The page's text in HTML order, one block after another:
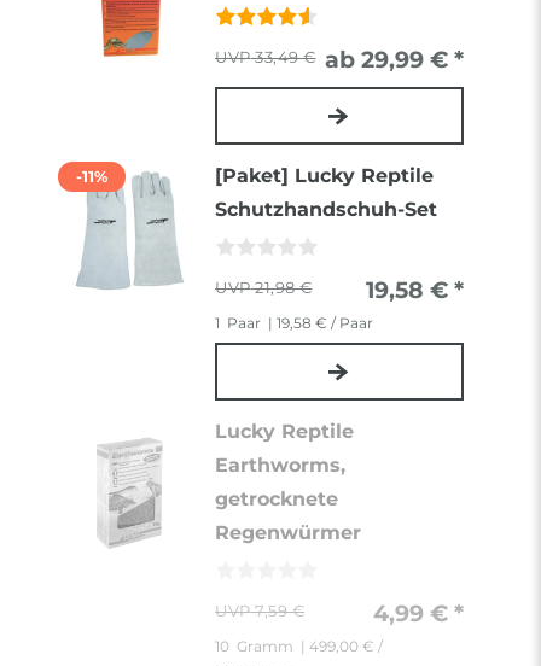
33,49 € ab 29,99 € *
-11%
[Paket] Lucky Reptile
Schutzhandschuh-Set
21,98 € 19,58 € *
1 Paar | 19,58 € / Paar
Lucky Reptile
Earthworms,
getrocknete
Regenwürmer
7,59 € 4,99 € *
10 Gramm | 499,00 € /